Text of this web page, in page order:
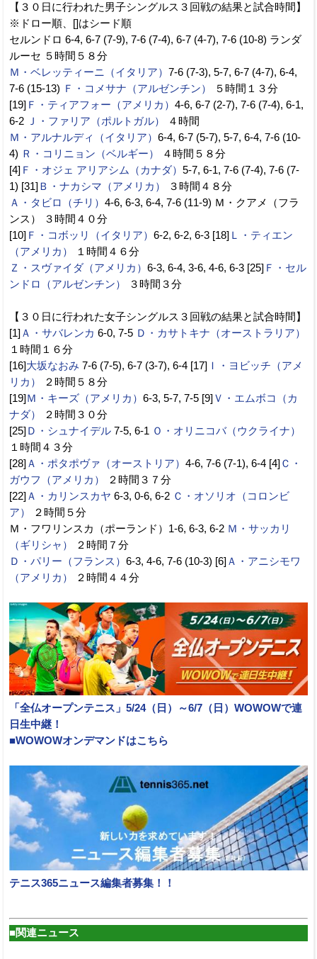
【３０日に行われた男子シングルス３回戦の結果と試合時間】
※ドロー順、[]はシード順
セルンドロ 6-4, 6-7 (7-9), 7-6 (7-4), 6-7 (4-7), 7-6 (10-8) ランダ
ルーセ ５時間５８分
Ｍ・ベレッティーニ（イタリア） 7-6 (7-3), 5-7, 6-7 (4-7), 6-4,
7-6 (15-13) Ｆ・コメサナ（アルゼンチン）
５時間１３分
[19] Ｆ・ティアフォー（アメリカ） 4-6, 6-7 (2-7), 7-6 (7-4), 6-1,
6-2
Ｊ・ファリア（ポルトガル）
４時間
Ｍ・アルナルディ（イタリア） 6-4, 6-7 (5-7), 5-7, 6-4, 7-6 (10-
4) Ｒ・コリニョン（ベルギー）
４時間５８分
[4] Ｆ・オジェ アリアシム（カナダ） 5-7, 6-1, 7-6 (7-4), 7-6 (7-
1) [31] Ｂ・ナカシマ（アメリカ）
３時間４８分
Ａ・タビロ（チリ） 4-6, 6-3, 6-4, 7-6 (11-9) Ｍ・クアメ（フラ
ンス） ３時間４０分
[10] Ｆ・コボッリ（イタリア） 6-2, 6-2, 6-3 [18] Ｌ・ティエン
（アメリカ）
１時間４６分
Ｚ・スヴァイダ（アメリカ） 6-3, 6-4, 3-6, 4-6, 6-3 [25] Ｆ・セル
ンドロ（アルゼンチン）
３時間３分
【３０日に行われた女子シングルス３回戦の結果と試合時間】
[1] Ａ・サバレンカ 6-0, 7-5 Ｄ・カサトキナ（オーストラリア）
１時間１６分
[16]大坂なおみ 7-6 (7-5), 6-7 (3-7), 6-4 [17] Ｉ・ヨビッチ（アメ
リカ）
２時間５８分
[19] Ｍ・キーズ（アメリカ） 6-3, 5-7, 7-5 [9] Ｖ・エムボコ（カ
ナダ）
２時間３０分
[25] Ｄ・シュナイデル 7-5, 6-1 Ｏ・オリニコバ（ウクライナ）
１時間４３分
[28] Ａ・ポタポヴァ（オーストリア） 4-6, 7-6 (7-1), 6-4 [4] Ｃ・
ガウフ（アメリカ）
２時間３７分
[22] Ａ・カリンスカヤ 6-3, 0-6, 6-2 Ｃ・オソリオ（コロンビ
ア）
２時間５分
Ｍ・フワリンスカ（ポーランド）1-6, 6-3, 6-2 Ｍ・サッカリ
（ギリシャ）
２時間７分
Ｄ・パリー（フランス） 6-3, 4-6, 7-6 (10-3) [6] Ａ・アニシモワ
（アメリカ）
２時間４４分
「全仏オープンテニス」5/24（日）～6/7（日）WOWOWで連
日生中継！
■WOWOWオンデマンドはこちら
テニス365ニュース編集者募集！！
■関連ニュース